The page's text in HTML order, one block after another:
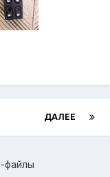
ДАЛЕЕ
файлы